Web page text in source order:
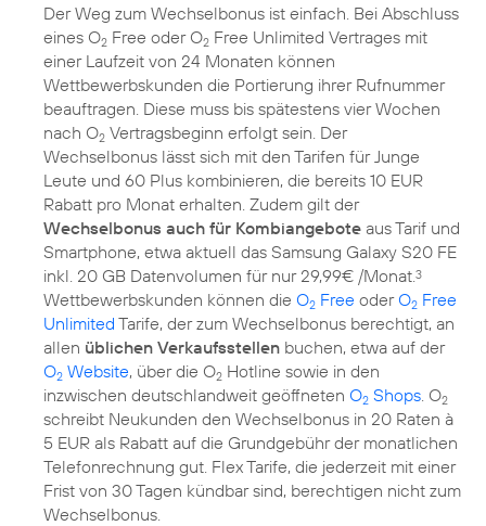
Der Weg zum Wechselbonus ist einfach. Bei Abschluss
eines O2 Free oder O2 Free Unlimited Vertrages mit
einer Laufzeit von 24 Monaten können
Wettbewerbskunden die Portierung ihrer Rufnummer
beauftragen. Diese muss bis spätestens vier Wochen
nach O2 Vertragsbeginn erfolgt sein. Der
Wechselbonus lässt sich mit den Tarifen für Junge
Leute und 60 Plus kombinieren, die bereits 10 EUR
Rabatt pro Monat erhalten. Zudem gilt der
Wechselbonus auch für Kombiangebote aus Tarif und
Smartphone, etwa aktuell das Samsung Galaxy S20 FE
inkl. 20 GB Datenvolumen für nur 29,99€ /Monat. 3
Wettbewerbskunden können die O2 Free oderO2 Free
Unlimited Tarife, der zum Wechselbonus berechtigt, an
allen üblichen Verkaufsstellen buchen, etwa auf der
O2 Website, über die O2 Hotline sowie in den
inzwischen deutschlandweit geöffneten O2 Shops . O2
schreibt Neukunden den Wechselbonus in 20 Raten à
5 EUR als Rabatt auf die Grundgebühr der monatlichen
Telefonrechnung gut. Flex Tarife, die jederzeit mit einer
Frist von 30 Tagen kündbar sind, berechtigen nicht zum
Wechselbonus.